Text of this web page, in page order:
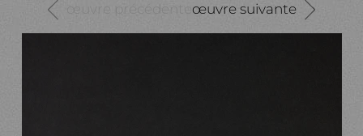
œuvre précédente œuvre suivante